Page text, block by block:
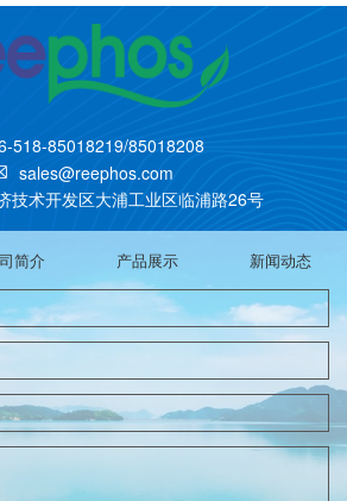
518-85018219/85018208
sales@reephos.com
技术开发区大浦工业区临浦路26号
简介 产品展示 新闻动态